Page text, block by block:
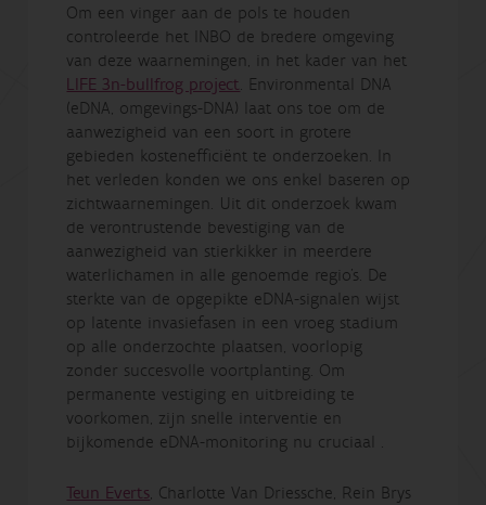
Om een vinger aan de pols te houden
controleerde het INBO de bredere omgeving
van deze waarnemingen, in het kader van het
LIFE 3n-bullfrog project. Environmental DNA
(eDNA, omgevings-DNA) laat ons toe om de
aanwezigheid van een soort in grotere
gebieden kostenefficiënt te onderzoeken. In
het verleden konden we ons enkel baseren op
zichtwaarnemingen. Uit dit onderzoek kwam
de verontrustende bevestiging van de
aanwezigheid van stierkikker in meerdere
waterlichamen in alle genoemde regio's. De
sterkte van de opgepikte eDNA-signalen wijst
op latente invasiefasen in een vroeg stadium
op alle onderzochte plaatsen, voorlopig
zonder succesvolle voortplanting. Om
permanente vestiging en uitbreiding te
voorkomen, zijn snelle interventie en
bijkomende eDNA-monitoring nu cruciaal .
Teun Everts, Charlotte Van Driessche, Rein Brys